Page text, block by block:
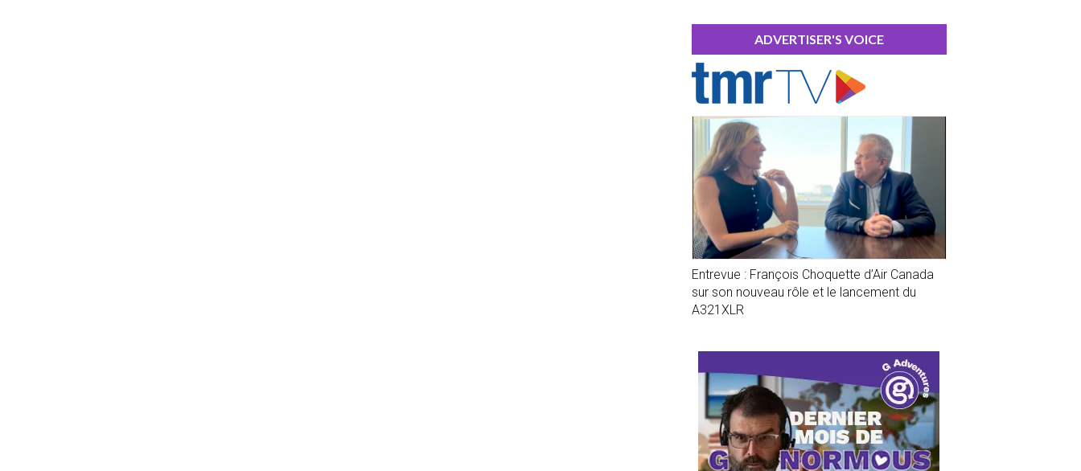
ADVERTISER'S VOICE
Entrevue : François Choquette d’Air Canada
sur son nouveau rôle et le lancement du
A321XLR